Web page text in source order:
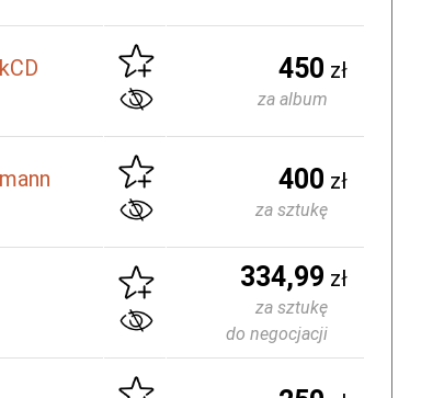
450 zł
za album
400 zł
za sztukę
334,99 zł
za sztukę
do negocjacji